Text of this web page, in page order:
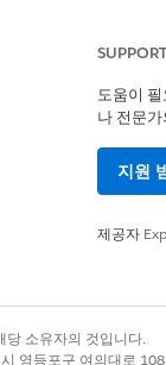
가 자동으로 추가됩
는 트랜잭션을 시
총액이 계산됩니
다.
도움이
나 전문
지원
제공자
소유자의 것입니다.
영등포구 여의대로